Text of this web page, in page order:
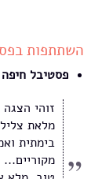
השתתפות
פסטיבל
זוהי
מלאת
בימתית